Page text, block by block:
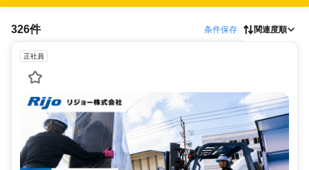
326件 条件保存 関連度順
正社員